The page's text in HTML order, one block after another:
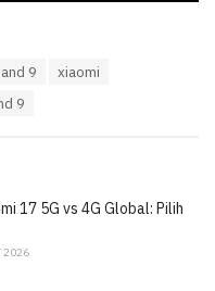
9
xiaomi
9
17 5G vs 4G Global: Pilih
2026